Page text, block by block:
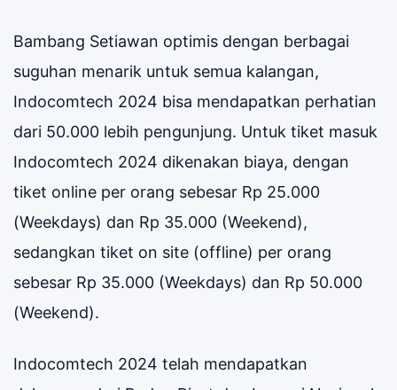
Bambang Setiawan optimis dengan berbagai
suguhan menarik untuk semua kalangan,
Indocomtech 2024 bisa mendapatkan perhatian
dari 50.000 lebih pengunjung. Untuk tiket masuk
Indocomtech 2024 dikenakan biaya, dengan
tiket online per orang sebesar Rp 25.000
(Weekdays) dan Rp 35.000 (Weekend),
sedangkan tiket on site (offline) per orang
sebesar Rp 35.000 (Weekdays) dan Rp 50.000
(Weekend).
Indocomtech 2024 telah mendapatkan